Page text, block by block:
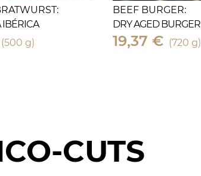
IBÉRICA
(500 g)
BEEF BURGER:
DRY AGED BURGER
19,37 € (720 g)
CUTS